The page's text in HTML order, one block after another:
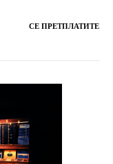
СЕ ПРЕТПЛАТИТЕ